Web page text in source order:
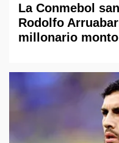
La Conmebol
Rodolfo
millonario